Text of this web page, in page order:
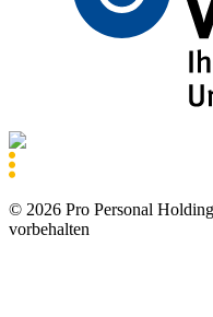
© 2026 Pro Personal
vorbehalten